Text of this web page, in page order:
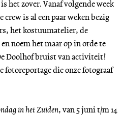
het zover. Vanaf volgende week
crew is al een paar weken bezig
het kostuumatelier, de
noem het maar op in orde te
Doolhof bruist van activiteit!
fotoreportage die onze fotograaf
in het Zuiden, van 5 juni t/m 14